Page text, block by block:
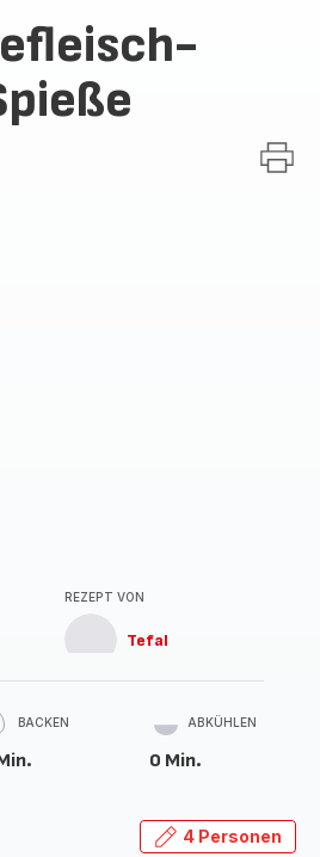
REZEPT VON
Tefal
BACKEN ABKÜHLEN
0 Min.
4 Personen